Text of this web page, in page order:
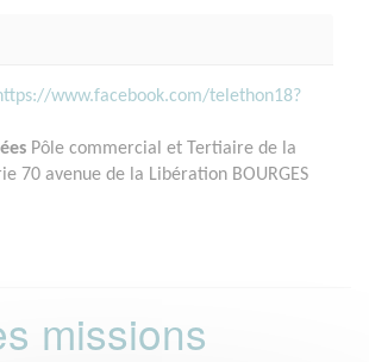
www.facebook.com/telethon18?
Pôle commercial et Tertiaire de la
70 avenue de la Libération BOURGES
missions